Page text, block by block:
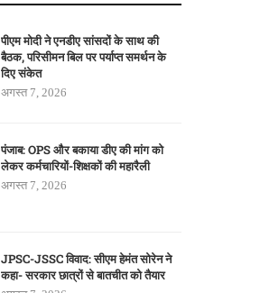
पीएम मोदी ने एनडीए सांसदों के साथ की
बैठक, परिसीमन बिल पर पर्याप्त समर्थन के
दिए संकेत
अगस्त 7, 2026
पंजाब: OPS और बकाया डीए की मांग को
लेकर कर्मचारियों-शिक्षकों की महारैली
अगस्त 7, 2026
JPSC-JSSC विवाद: सीएम हेमंत सोरेन ने
कहा- सरकार छात्रों से बातचीत को तैयार